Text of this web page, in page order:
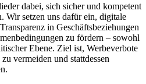
dabei, sich sicher und kompetent
Wir setzen uns dafür ein, digitale
in Geschäftsbeziehungen
zu fördern – sowohl
Ebene. Ziel ist, Werbeverbote
vermeiden und stattdessen